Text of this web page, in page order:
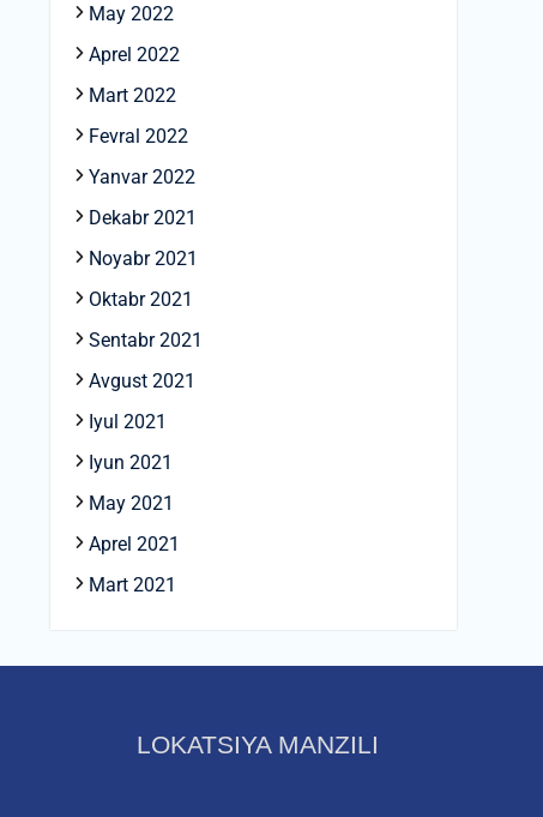
May 2022
Aprel 2022
Mart 2022
Fevral 2022
Yanvar 2022
Dekabr 2021
Noyabr 2021
Oktabr 2021
Sentabr 2021
Avgust 2021
Iyul 2021
Iyun 2021
May 2021
Aprel 2021
Mart 2021
LOKATSIYA MANZILI